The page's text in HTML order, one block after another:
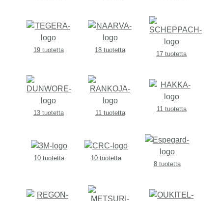
19 tuotetta 18 tuotetta
17 tuotetta
13 tuotetta 11 tuotetta
11 tuotetta
10 tuotetta
10 tuotetta
8 tuotetta